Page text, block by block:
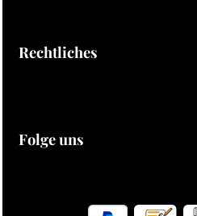
Rechtliches
Folge uns